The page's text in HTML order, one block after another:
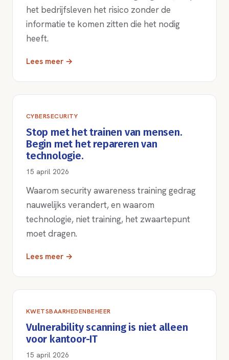
het bedrijfsleven het risico zonder de
informatie te komen zitten die het nodig
heeft.
Lees meer →
CYBERSECURITY
Stop met het trainen van mensen.
Begin met het repareren van
technologie.
15 april 2026
Waarom security awareness training gedrag
nauwelijks verandert, en waarom
technologie, niet training, het zwaartepunt
moet dragen.
Lees meer →
KWETSBAARHEDENBEHEER
Vulnerability scanning is niet alleen
voor kantoor-IT
15 april 2026